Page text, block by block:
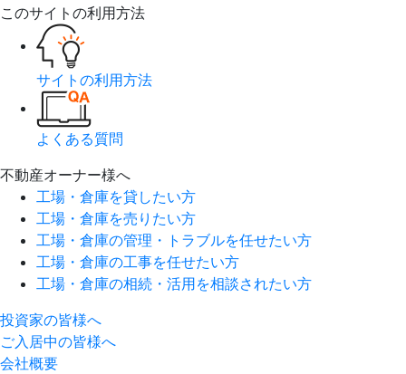
このサイトの利用方法
サイトの利用方法
よくある質問
不動産オーナー様へ
工場・倉庫を貸したい方
工場・倉庫を売りたい方
工場・倉庫の管理・トラブルを任せたい方
工場・倉庫の工事を任せたい方
工場・倉庫の相続・活用を相談されたい方
投資家の皆様へ
ご入居中の皆様へ
会社概要